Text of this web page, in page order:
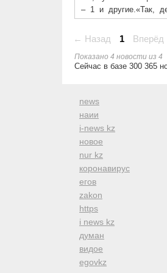
– 1 и другие.«Так,
основании
дома по факту
← Назад 1
Показано 4 новости из 4
Сейчас в базе 300 365
news
наии
i-news kz
новое
nur kz
коронавирус
егов
zakon
https
i news kz
думан
видое
egovkz